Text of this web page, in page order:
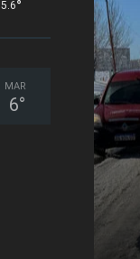
5.6°
MAR
6°